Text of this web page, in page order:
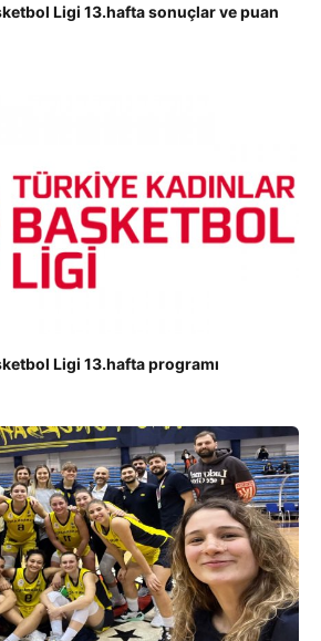
Ligi 13.hafta sonuçlar ve puan
Ligi 13.hafta programı